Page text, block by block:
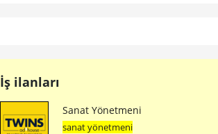
İş ilanları
Sanat Yönetmeni
sanat yönetmeni